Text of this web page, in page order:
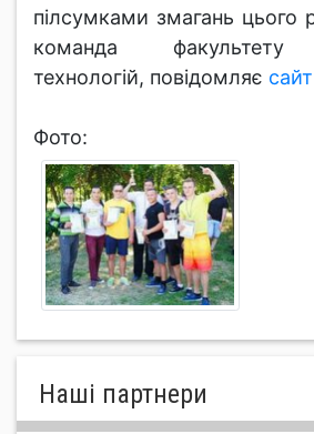
пілсумками змагань цього
команда факультету
технологій, повідомляє
Фото:
Нашi партнери